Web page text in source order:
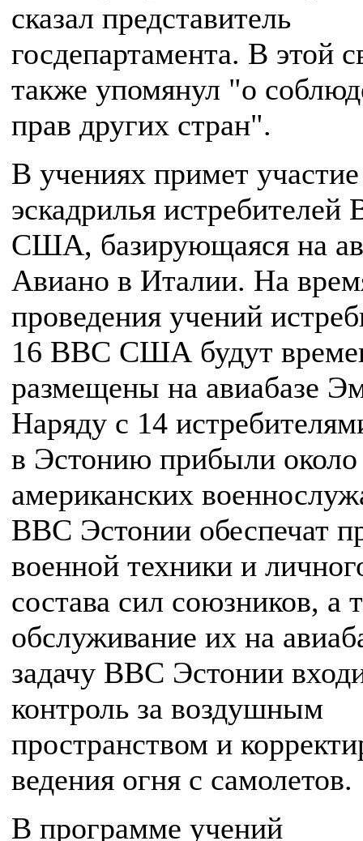
сказал представитель
госдепартамента. В этой
также упомянул "о
прав других стран".
В учениях примет
эскадрилья
США, базирующаяся на
Авиано в Италии. На
проведения учений
16 ВВС США будут
размещены на авиабазе
Наряду с 14
в Эстонию прибыли около
американских
ВВС Эстонии обеспечат
военной техники и
состава сил союзников, а
обслуживание их на
задачу ВВС Эстонии
контроль за воздушным
пространством и
ведения огня с самолетов.
В программе учений